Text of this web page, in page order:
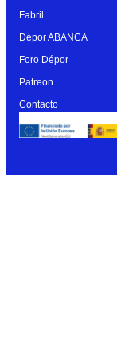
Fabril
Dépor ABANCA
Foro Dépor
Patreon
Contacto